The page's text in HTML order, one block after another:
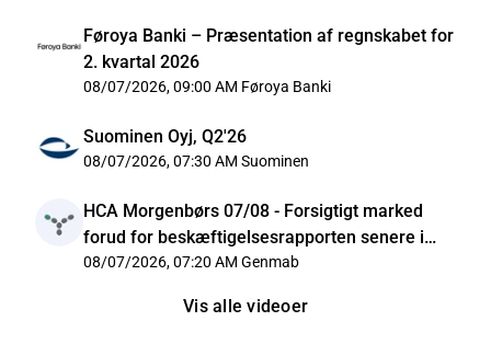
Føroya Banki – Præsentation af regnskabet for
2. kvartal 2026
08/07/2026, 09:00 AM Føroya Banki
Suominen Oyj, Q2'26
08/07/2026, 07:30 AM Suominen
HCA Morgenbørs 07/08 - Forsigtigt marked
forud for beskæftigelsesrapporten senere i
dag
08/07/2026, 07:20 AM Genmab
Vis alle videoer